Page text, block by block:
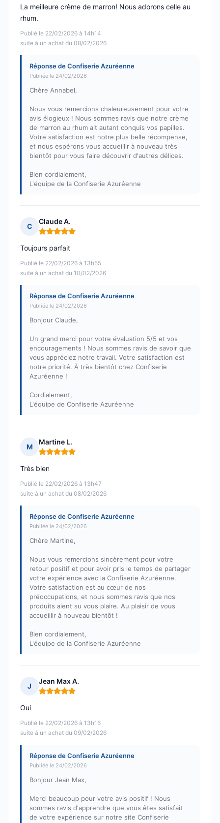
Publié le 22/02/2026 à 14h14
suite à un achat du 08/02/2026
La meilleure crème de marron! Nous adorons celle au
rhum.
Réponse de Confiserie Azuréenne
Publiée le 24/02/2026
Chère Annabel,
Nous vous remercions chaleureusement pour votre
avis élogieux ! Nous sommes ravis que notre crème
de marron au rhum ait autant conquis vos papilles.
Votre satisfaction est notre plus belle récompense,
et nous espérons vous accueillir à nouveau très
bientôt pour vous faire découvrir d'autres délices.
Bien cordialement,
L'équipe de la Confiserie Azuréenne
C
Claude A.
Note : 5 sur 5
Publié le 22/02/2026 à 13h55
suite à un achat du 10/02/2026
Toujours parfait
Réponse de Confiserie Azuréenne
Publiée le 24/02/2026
Bonjour Claude,
Un grand merci pour votre évaluation 5/5 et vos
encouragements ! Nous sommes ravis de savoir que
vous appréciez notre travail. Votre satisfaction est
notre priorité. À très bientôt chez Confiserie
Azuréenne !
Cordialement,
L'équipe de Confiserie Azuréenne
M
Martine L.
Note : 5 sur 5
Publié le 22/02/2026 à 13h47
suite à un achat du 08/02/2026
Très bien
Réponse de Confiserie Azuréenne
Publiée le 24/02/2026
Chère Martine,
Nous vous remercions sincèrement pour votre
retour positif et pour avoir pris le temps de partager
votre expérience avec la Confiserie Azuréenne.
Votre satisfaction est au cœur de nos
préoccupations, et nous sommes ravis que nos
produits aient su vous plaire. Au plaisir de vous
accueillir à nouveau bientôt !
Bien cordialement,
L'équipe de la Confiserie Azuréenne
J
Jean Max A.
Note : 5 sur 5
Publié le 22/02/2026 à 13h16
suite à un achat du 09/02/2026
Oui
Réponse de Confiserie Azuréenne
Publiée le 24/02/2026
Bonjour Jean Max,
Merci beaucoup pour votre avis positif ! Nous
sommes ravis d'apprendre que vous êtes satisfait
de votre expérience sur notre site Confiserie